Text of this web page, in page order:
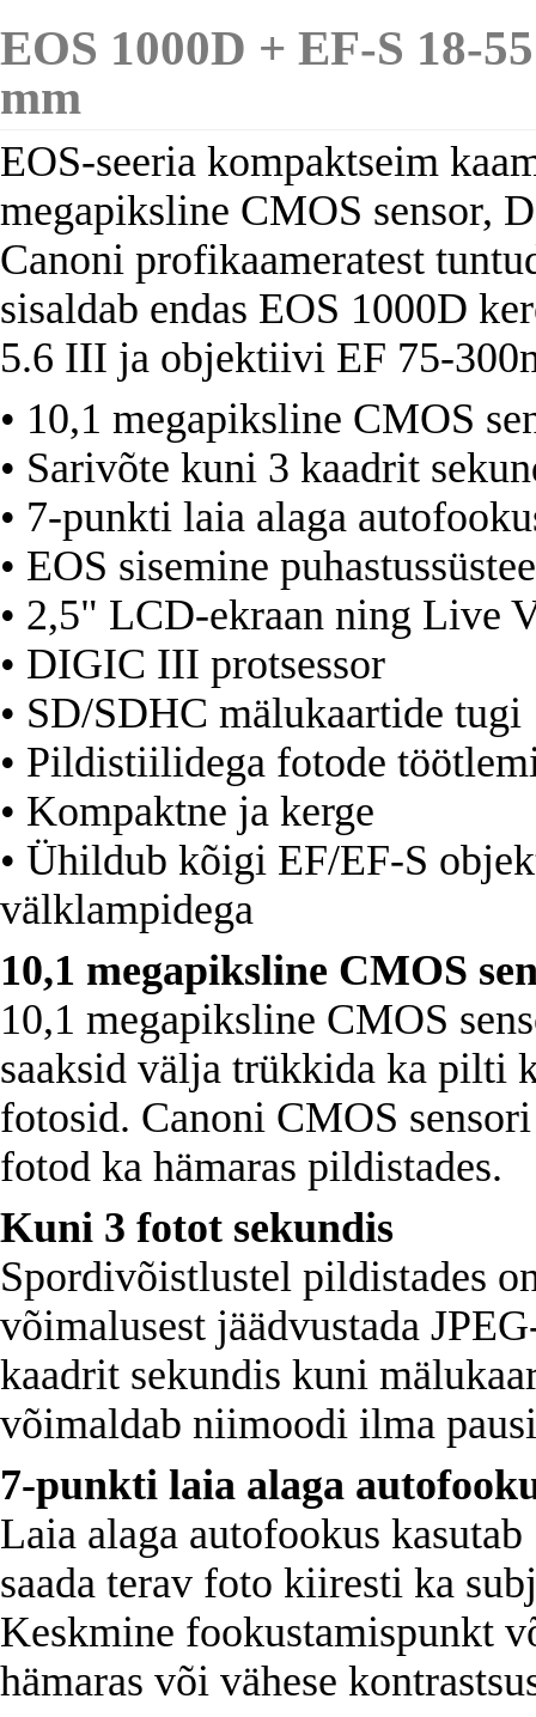
EOS 1000D + EF-S 18-
mm
EOS-seeria kompaktseim
megapiksline CMOS sensor,
Canoni profikaameratest
sisaldab endas EOS 1000D
5.6 III ja objektiivi EF 75-
• 10,1 megapiksline CMOS
• Sarivõte kuni 3 kaadrit
• 7-punkti laia alaga
• EOS sisemine
• 2,5" LCD-ekraan ning Live
• DIGIC III protsessor
• SD/SDHC mälukaartide tugi
• Pildistiilidega fotode
• Kompaktne ja kerge
• Ühildub kõigi EF/EF-S
välklampidega
10,1 megapiksline CMOS
10,1 megapiksline CMOS
saaksid välja trükkida ka pilti
fotosid. Canoni CMOS
fotod ka hämaras pildistades.
Kuni 3 fotot sekundis
Spordivõistlustel pildistades
võimalusest jäädvustada
kaadrit sekundis kuni
võimaldab niimoodi ilma
7-punkti laia alaga
Laia alaga autofookus
saada terav foto kiiresti ka
Keskmine fookustamispunkt
hämaras või vähese